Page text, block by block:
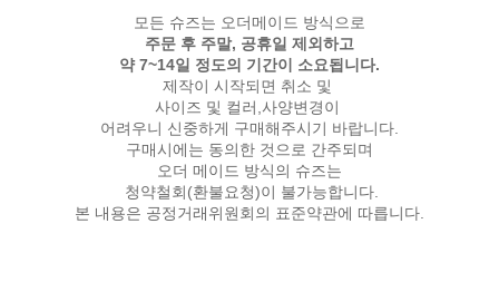
모든 슈즈는 오더메이드 방식으로
주문 후 주말, 공휴일 제외하고
약 7~14일 정도의 기간이 소요됩니다.
제작이 시작되면 취소 및
사이즈 및 컬러,사양변경이
어려우니 신중하게 구매해주시기 바랍니다.
구매시에는 동의한 것으로 간주되며
오더 메이드 방식의 슈즈는
청약철회(환불요청)이 불가능합니다.
본 내용은 공정거래위원회의 표준약관에 따릅니다.